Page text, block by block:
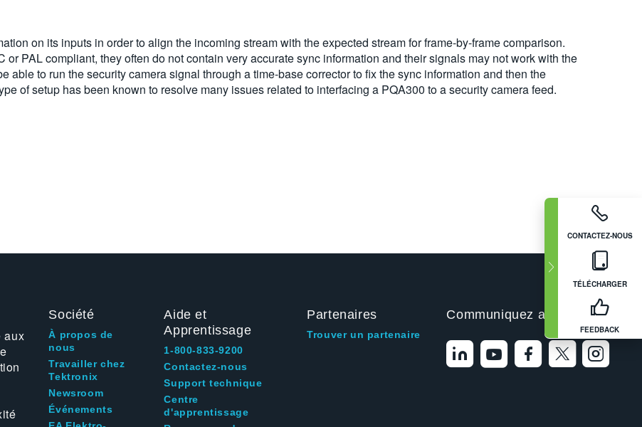
CONTACTEZ-NOUS
TÉLÉCHARGER
FEEDBACK
on its inputs in order to align the incoming stream with the expected stream for frame-by-frame comparison.
PAL compliant, they often do not contain very accurate sync information and their signals may not work with the
able to run the security camera signal through a time-base corrector to fix the sync information and then the
of setup has been known to resolve many issues related to interfacing a PQA300 to a security camera feed.
aux
Société
À propos de
nous
Travailler chez
Tektronix
Newsroom
Événements
Aide et
Apprentissage
1-800-833-9200
Contactez-nous
Support technique
Centre
d'apprentissage
Partenaires
Trouver un partenaire
Communiquez avec nous